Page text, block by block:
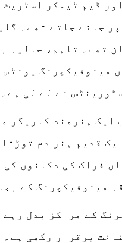
ڈیم ٹیمکر
جانے جاتے تھے۔
تھے۔ تاہم، حالیہ
مینوفیکچرنگ
نے لے لی ہے۔
ایک ہنرمند کاریگر
قدیم ہنر دم
فراک کی دکانوں
مینوفیکچرنگ کے
کے مراکز بدل
برقرار رکھی ہے۔